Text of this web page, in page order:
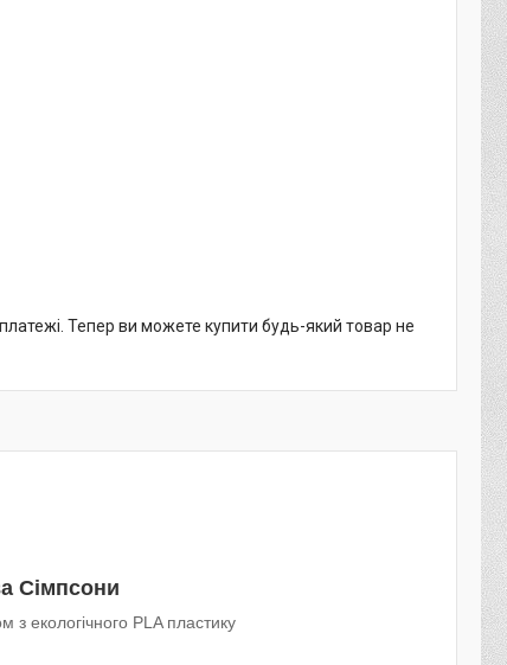
платежі. Тепер ви можете купити будь-який товар не
Сімпсони
екологічного PLA пластику